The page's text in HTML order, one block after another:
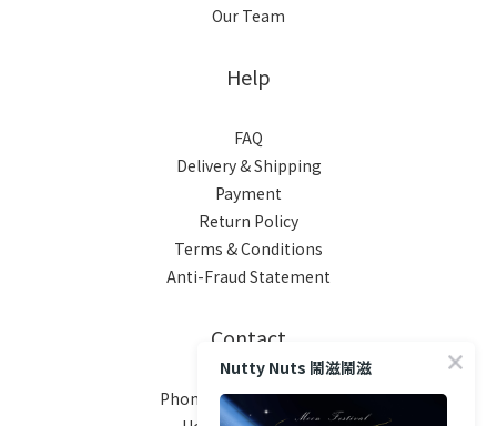
Our Team
Help
FAQ
Delivery & Shipping
Payment
Return Policy
Terms & Conditions
Anti-Fraud Statement
Contact
Phone / XX-XXX-XXX-XXX
Nutty Nuts 鬧滋鬧滋